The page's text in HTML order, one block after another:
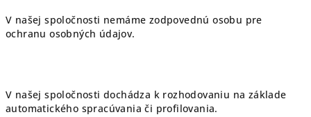
V našej spoločnosti nemáme zodpovednú osobu pre
ochranu osobných údajov.
V našej spoločnosti dochádza k rozhodovaniu na základe
automatického spracúvania či profilovania.